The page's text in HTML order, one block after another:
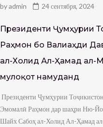
byadmin 24 сентября, 2024
Президенти Ҷумҳурии
Раҳмон бо Валиаҳди
ал-Холид Ал-Ҳамад ал-
мулоқот намуданд
Президенти Ҷумҳурии
Эмомалӣ Раҳмон дар шаҳри Ню-
Шайх Сабоҳ ал-Холид Ал-Ҳамад